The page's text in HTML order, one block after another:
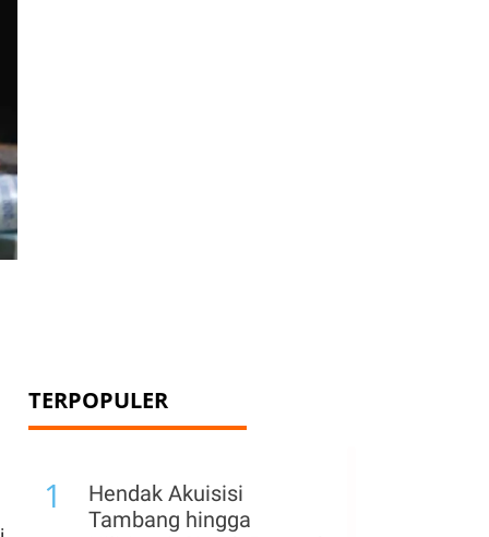
TERPOPULER
1
Hendak Akuisisi
Tambang hingga